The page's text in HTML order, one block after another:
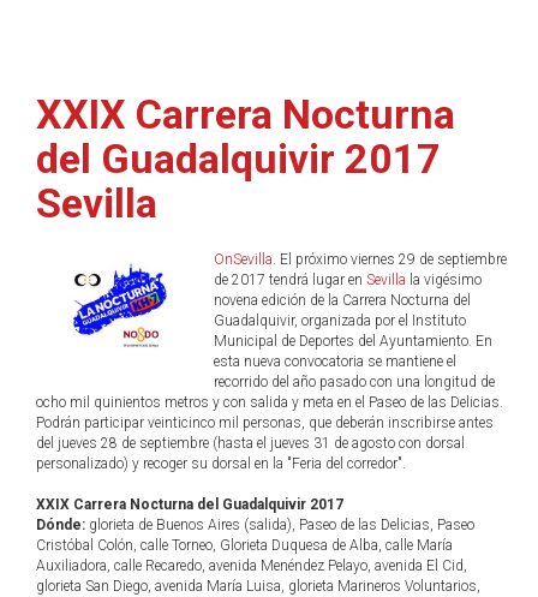
XXIX Carrera Nocturna
del Guadalquivir 2017
Sevilla
OnSevilla. El próximo viernes 29 de septiembre
de 2017 tendrá lugar en Sevilla la vigésimo
novena edición de la Carrera Nocturna del
Guadalquivir, organizada por el Instituto
Municipal de Deportes del Ayuntamiento. En
esta nueva convocatoria se mantiene el
recorrido del año pasado con una longitud de
ocho mil quinientos metros y con salida y meta en el Paseo de las Delicias.
Podrán participar veinticinco mil personas, que deberán inscribirse antes
del jueves 28 de septiembre (hasta el jueves 31 de agosto con dorsal
personalizado) y recoger su dorsal en la "Feria del corredor".
XXIX Carrera Nocturna del Guadalquivir 2017
Dónde: glorieta de Buenos Aires (salida), Paseo de las Delicias, Paseo
Cristóbal Colón, calle Torneo, Glorieta Duquesa de Alba, calle María
Auxiliadora, calle Recaredo, avenida Menéndez Pelayo, avenida El Cid,
glorieta San Diego, avenida María Luisa, glorieta Marineros Voluntarios,